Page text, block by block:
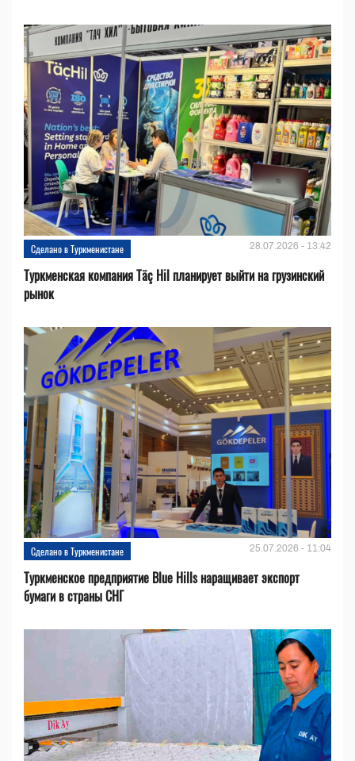
Сделано в Туркменистане 28.07.2026 - 13:42
Туркменская компания Täç Hil планирует выйти на грузинский
рынок
Сделано в Туркменистане 25.07.2026 - 11:04
Туркменское предприятие Blue Hills наращивает экспорт
бумаги в страны СНГ